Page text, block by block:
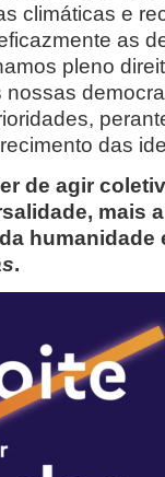
climáticas e
as
pleno
das
de agir
mais
humanidade
.